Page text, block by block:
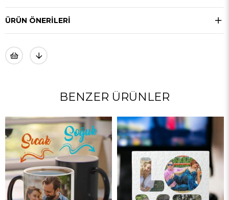
ÜRÜN ÖNERILERI
BENZER ÜRÜNLER